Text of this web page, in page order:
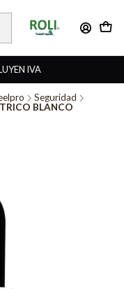
IVA
Seguridad
BLANCO